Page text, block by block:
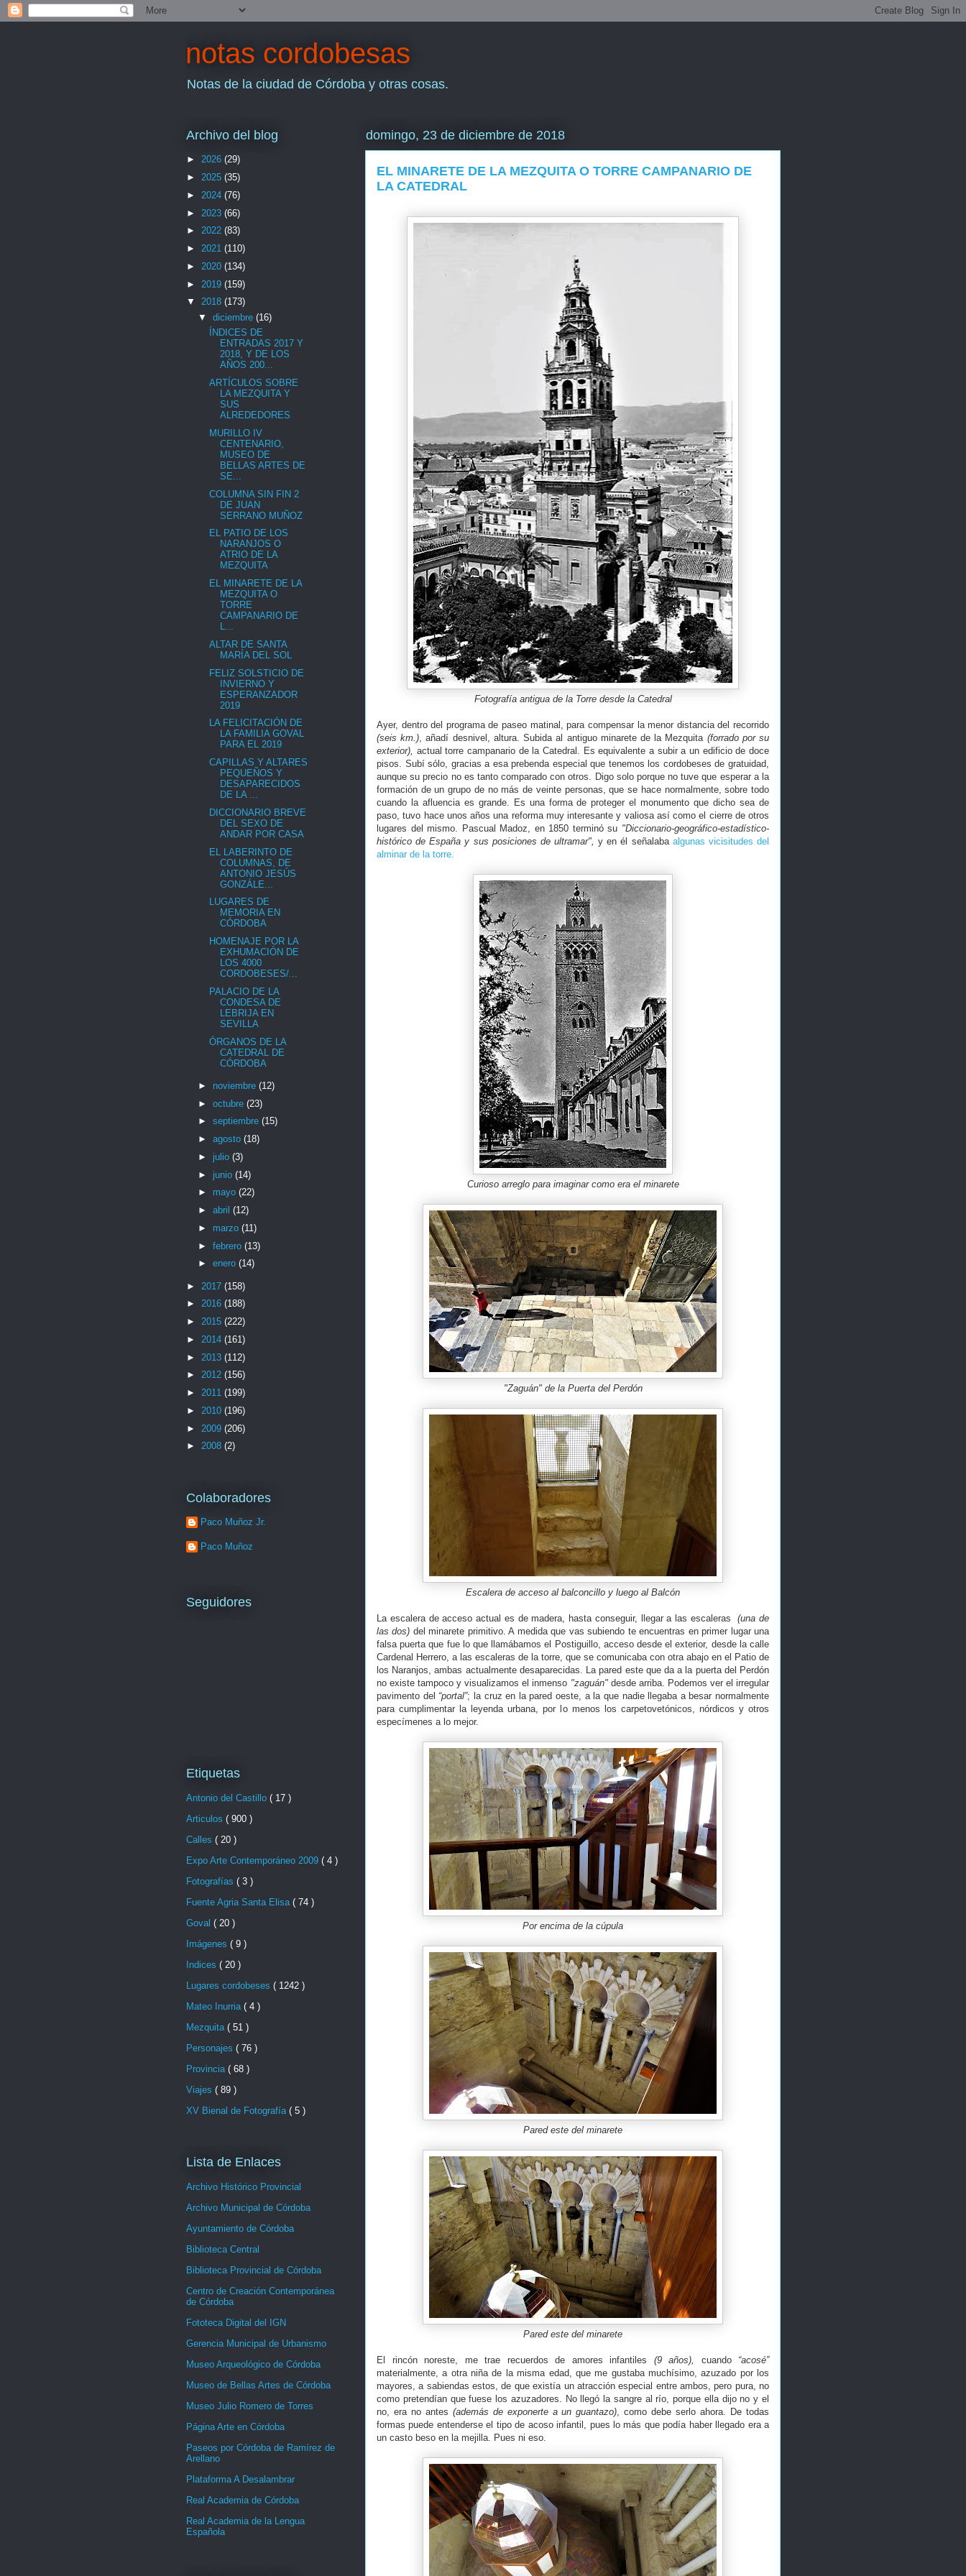
notas cordobesas
Notas de la ciudad de Córdoba y otras cosas.
domingo, 23 de diciembre de 2018
EL MINARETE DE LA MEZQUITA O TORRE CAMPANARIO DE
LA CATEDRAL
Fotografía antigua de la Torre desde la Catedral
Ayer, dentro del programa de paseo matinal, para compensar la menor distancia del recorrido
(seis km.), añadí desnivel, altura. Subida al antiguo minarete de la Mezquita (forrado por su
exterior), actual torre campanario de la Catedral. Es equivalente a subir a un edificio de doce
pisos. Subí sólo, gracias a esa prebenda especial que tenemos los cordobeses de gratuidad,
aunque su precio no es tanto comparado con otros. Digo solo porque no tuve que esperar a la
formación de un grupo de no más de veinte personas, que se hace normalmente, sobre todo
cuando la afluencia es grande. Es una forma de proteger el monumento que dicho sea de
paso, tuvo hace unos años una reforma muy interesante y valiosa así como el cierre de otros
lugares del mismo. Pascual Madoz, en 1850 terminó su "Diccionario-geográfico-estadístico-
histórico de España y sus posiciones de ultramar", y en él señalaba algunas vicisitudes del
alminar de la torre.
Curioso arreglo para imaginar como era el minarete
"Zaguán" de la Puerta del Perdón
Escalera de acceso al balconcillo y luego al Balcón
La escalera de acceso actual es de madera, hasta conseguir, llegar a las escaleras(una de
las dos) del minarete primitivo. A medida que vas subiendo te encuentras en primer lugar una
falsa puerta que fue lo que llamábamos el Postiguillo, acceso desde el exterior, desde la calle
Cardenal Herrero, a las escaleras de la torre, que se comunicaba con otra abajo en el Patio de
los Naranjos, ambas actualmente desaparecidas. La pared este que da a la puerta del Perdón
no existe tampoco y visualizamos el inmenso "zaguán"desde arriba. Podemos ver el irregular
pavimento del “portal”; la cruz en la pared oeste, a la que nadie llegaba a besar normalmente
para cumplimentar la leyenda urbana, por lo menos los carpetovetónicos, nórdicos y otros
especímenes a lo mejor.
Por encima de la cúpula
Pared este del minarete
Pared este del minarete
El rincón noreste, me trae recuerdos de amores infantiles (9 años), cuando “acosé”
materialmente, a otra niña de la misma edad, que me gustaba muchísimo, azuzado por los
mayores, a sabiendas estos, de que existía un atracción especial entre ambos, pero pura, no
como pretendían que fuese los azuzadores. No llegó la sangre al río, porque ella dijo no y el
no, era no antes (además de exponerte a un guantazo), como debe serlo ahora. De todas
formas puede entenderse el tipo de acoso infantil, pues lo más que podía haber llegado era a
un casto beso en la mejilla. Pues ni eso.
Archivo del blog
► 2026 (29)
► 2025 (35)
► 2024 (76)
► 2023 (66)
► 2022 (83)
► 2021 (110)
► 2020 (134)
► 2019 (159)
▼ 2018 (173)
▼ diciembre (16)
ÍNDICES DE
ENTRADAS 2017 Y
2018, Y DE LOS
AÑOS 200...
ARTÍCULOS SOBRE
LA MEZQUITA Y
SUS
ALREDEDORES
MURILLO IV
CENTENARIO,
MUSEO DE
BELLAS ARTES DE
SE...
COLUMNA SIN FIN 2
DE JUAN
SERRANO MUÑOZ
EL PATIO DE LOS
NARANJOS O
ATRIO DE LA
MEZQUITA
EL MINARETE DE LA
MEZQUITA O
TORRE
CAMPANARIO DE
L...
ALTAR DE SANTA
MARÍA DEL SOL
FELIZ SOLSTICIO DE
INVIERNO Y
ESPERANZADOR
2019
LA FELICITACIÓN DE
LA FAMILIA GOVAL
PARA EL 2019
CAPILLAS Y ALTARES
PEQUEÑOS Y
DESAPARECIDOS
DE LA ...
DICCIONARIO BREVE
DEL SEXO DE
ANDAR POR CASA
EL LABERINTO DE
COLUMNAS, DE
ANTONIO JESÚS
GONZÁLE...
LUGARES DE
MEMORIA EN
CÓRDOBA
HOMENAJE POR LA
EXHUMACIÓN DE
LOS 4000
CORDOBESES/...
PALACIO DE LA
CONDESA DE
LEBRIJA EN
SEVILLA
ÓRGANOS DE LA
CATEDRAL DE
CÓRDOBA
► noviembre (12)
► octubre (23)
► septiembre (15)
► agosto (18)
► julio (3)
► junio (14)
► mayo (22)
► abril (12)
► marzo (11)
► febrero (13)
► enero (14)
► 2017 (158)
► 2016 (188)
► 2015 (222)
► 2014 (161)
► 2013 (112)
► 2012 (156)
► 2011 (199)
► 2010 (196)
► 2009 (206)
► 2008 (2)
Colaboradores
Paco Muñoz Jr.
Paco Muñoz
Seguidores
Etiquetas
Antonio del Castillo ( 17 )
Articulos ( 900 )
Calles ( 20 )
Expo Arte Contemporáneo 2009 ( 4 )
Fotografías ( 3 )
Fuente Agria Santa Elisa ( 74 )
Goval ( 20 )
Imágenes ( 9 )
Indices ( 20 )
Lugares cordobeses ( 1242 )
Mateo Inurria ( 4 )
Mezquita ( 51 )
Personajes ( 76 )
Provincia ( 68 )
Viajes ( 89 )
XV Bienal de Fotografía ( 5 )
Lista de Enlaces
Archivo Histórico Provincial
Archivo Municipal de Córdoba
Ayuntamiento de Córdoba
Biblioteca Central
Biblioteca Provincial de Córdoba
Centro de Creación Contemporánea
de Córdoba
Fototeca Digital del IGN
Gerencia Municipal de Urbanismo
Museo Arqueológico de Córdoba
Museo de Bellas Artes de Córdoba
Museo Julio Romero de Torres
Página Arte en Córdoba
Paseos por Córdoba de Ramírez de
Arellano
Plataforma A Desalambrar
Real Academia de Córdoba
Real Academia de la Lengua
Española